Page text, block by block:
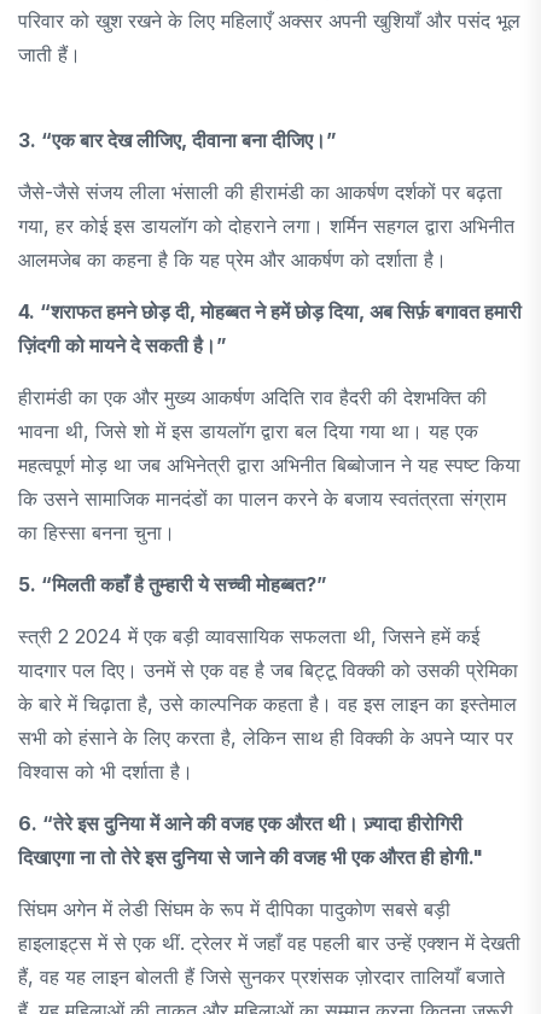
परिवार को खुश रखने के लिए महिलाएँ अक्सर अपनी खुशियाँ और पसंद भूल
जाती हैं।
3. “एक बार देख लीजिए, दीवाना बना दीजिए।”
जैसे-जैसे संजय लीला भंसाली की हीरामंडी का आकर्षण दर्शकों पर बढ़ता
गया, हर कोई इस डायलॉग को दोहराने लगा। शर्मिन सहगल द्वारा अभिनीत
आलमजेब का कहना है कि यह प्रेम और आकर्षण को दर्शाता है।
4. “शराफत हमने छोड़ दी, मोहब्बत ने हमें छोड़ दिया, अब सिर्फ़ बगावत हमारी
ज़िंदगी को मायने दे सकती है।”
हीरामंडी का एक और मुख्य आकर्षण अदिति राव हैदरी की देशभक्ति की
भावना थी, जिसे शो में इस डायलॉग द्वारा बल दिया गया था। यह एक
महत्वपूर्ण मोड़ था जब अभिनेत्री द्वारा अभिनीत बिब्बोजान ने यह स्पष्ट किया
कि उसने सामाजिक मानदंडों का पालन करने के बजाय स्वतंत्रता संग्राम
का हिस्सा बनना चुना।
5. “मिलती कहाँ है तुम्हारी ये सच्ची मोहब्बत?”
स्त्री 2 2024 में एक बड़ी व्यावसायिक सफलता थी, जिसने हमें कई
यादगार पल दिए। उनमें से एक वह है जब बिट्टू विक्की को उसकी प्रेमिका
के बारे में चिढ़ाता है, उसे काल्पनिक कहता है। वह इस लाइन का इस्तेमाल
सभी को हंसाने के लिए करता है, लेकिन साथ ही विक्की के अपने प्यार पर
विश्वास को भी दर्शाता है।
6. “तेरे इस दुनिया में आने की वजह एक औरत थी। ज़्यादा हीरोगिरी
दिखाएगा ना तो तेरे इस दुनिया से जाने की वजह भी एक औरत ही होगी."
सिंघम अगेन में लेडी सिंघम के रूप में दीपिका पादुकोण सबसे बड़ी
हाइलाइट्स में से एक थीं. ट्रेलर में जहाँ वह पहली बार उन्हें एक्शन में देखती
हैं, वह यह लाइन बोलती हैं जिसे सुनकर प्रशंसक ज़ोरदार तालियाँ बजाते